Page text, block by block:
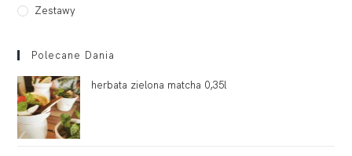
Zestawy
Polecane Dania
herbata zielona matcha 0,35l